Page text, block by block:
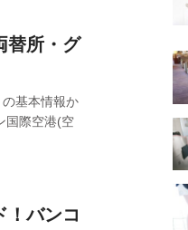
替所・グ
基本情報か
国際空港(空
！バンコ